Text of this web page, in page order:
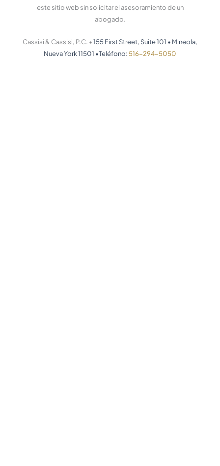
este sitio web sin solicitar el asesoramiento de un
abogado.
Cassisi & Cassisi, P.C. •155 First Street, Suite 101 • Mineola,
Nueva York 11501 •Teléfono: 516-294-5050